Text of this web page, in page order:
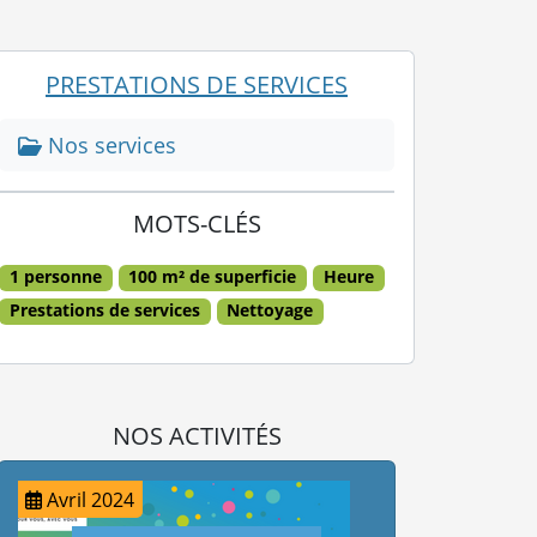
PRESTATIONS DE SERVICES
Nos services
MOTS-CLÉS
1 personne 100 m² de superficie
Heure
Prestations de services
Nettoyage
NOS ACTIVITÉS
2024 Juillet 2023